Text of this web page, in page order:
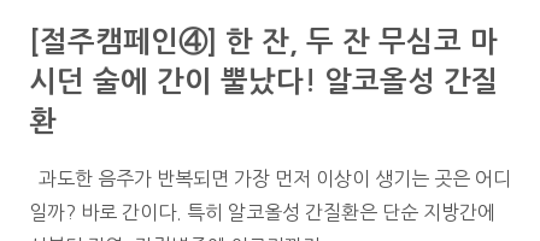
[절주캠페인④] 한 잔, 두 잔 무심코 마
시던 술에 간이 뿔났다! 알코올성 간질
환
과도한 음주가 반복되면 가장 먼저 이상이 생기는 곳은 어디
일까? 바로 간이다. 특히 알코올성 간질환은 단순 지방간에